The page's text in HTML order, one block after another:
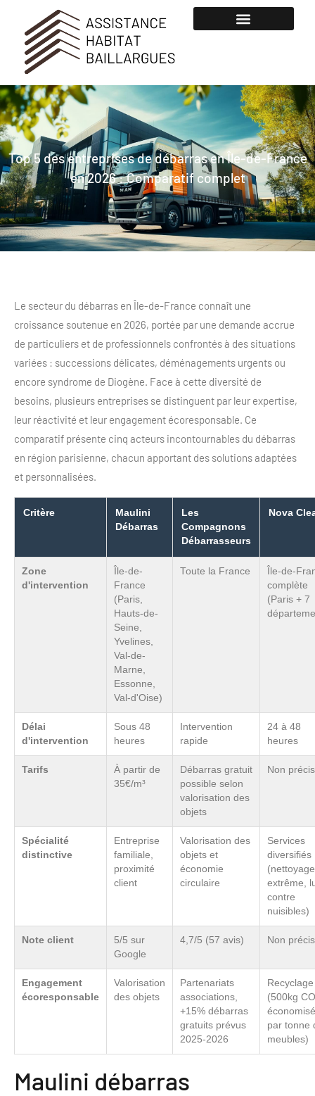
Top 5 des entreprises de débarras en Île-de-France
en 2026 : Comparatif complet
Le secteur du débarras en Île-de-France connaît une
croissance soutenue en 2026, portée par une demande accrue
de particuliers et de professionnels confrontés à des situations
variées : successions délicates, déménagements urgents ou
encore syndrome de Diogène. Face à cette diversité de
besoins, plusieurs entreprises se distinguent par leur expertise,
leur réactivité et leur engagement écoresponsable. Ce
comparatif présente cinq acteurs incontournables du débarras
en région parisienne, chacun apportant des solutions adaptées
et personnalisées.
Critère
Maulini
Débarras
Les
Compagnons
Débarrasseurs
Nova
Zone
d'intervention
Île-de-
France
(Paris,
Hauts-de-
Seine,
Yvelines,
Val-de-
Marne,
Essonne,
Val-d'Oise)
Toute la France
Île-de-
complète
(Paris + 7
Délai
d'intervention
Sous 48
heures
Intervention
rapide
24 à 48
heures
Tarifs
À partir de
35€/m³
Débarras gratuit
possible selon
valorisation des
objets
Non
Spécialité
distinctive
Entreprise
familiale,
proximité
client
Valorisation des
objets et
économie
circulaire
Services
diversifiés
(nettoyage
extrême,
contre
nuisibles)
Note client
5/5 sur
Google
4,7/5 (57 avis) Non
Engagement
écoresponsable
Valorisation
des objets
Partenariats
associations,
+15% débarras
gratuits prévus
2025-2026
Recyclage
(500kg
par tonne
meubles)
Maulini débarras